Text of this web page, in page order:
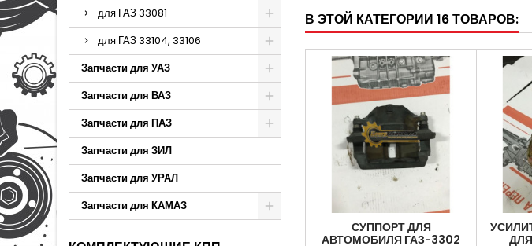
для ГАЗ 33081
для ГАЗ 33104, 33106
Запчасти для УАЗ
Запчасти для ВАЗ
Запчасти для ПАЗ
Запчасти для ЗИЛ
Запчасти для УРАЛ
Запчасти для КАМАЗ
В ЭТОЙ КАТЕГОРИИ 16 ТОВАРОВ:
СУППОРТ ДЛЯ
АВТОМОБИЛЯ ГАЗ-3302